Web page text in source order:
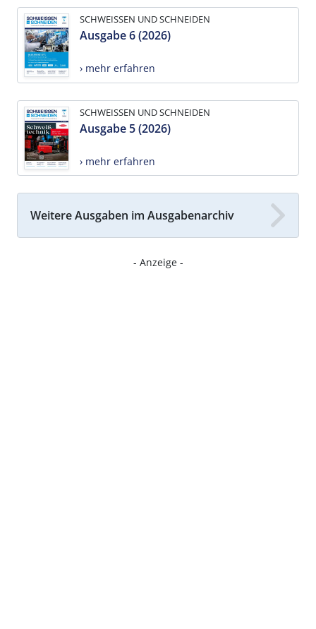
SCHWEISSEN UND SCHNEIDEN
Ausgabe 6 (2026)
› mehr erfahren
SCHWEISSEN UND SCHNEIDEN
Ausgabe 5 (2026)
› mehr erfahren
Weitere Ausgaben im Ausgabenarchiv
- Anzeige -